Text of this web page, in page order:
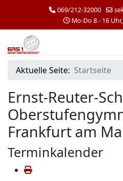
069/212-32000
Mo-Do 8 - 16
Aktuelle Seite: Startseite
Ernst-Reuter-
Frankfurt am
Terminkalender